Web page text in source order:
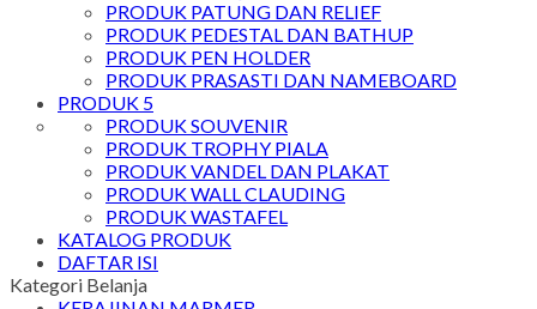
PRODUK PATUNG DAN RELIEF
PRODUK PEDESTAL DAN BATHUP
PRODUK PEN HOLDER
PRODUK PRASASTI DAN NAMEBOARD
PRODUK 5
PRODUK SOUVENIR
PRODUK TROPHY PIALA
PRODUK VANDEL DAN PLAKAT
PRODUK WALL CLAUDING
PRODUK WASTAFEL
KATALOG PRODUK
DAFTAR ISI
Kategori Belanja